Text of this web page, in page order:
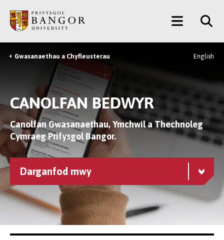
Prif
Gynnwys
Main
Menu
Breadcrumb
Gwasanaethau a Chyfleusterau English
CANOLFAN BEDWYR
Canolfan Gwasanaethau, Ymchwil a Thechnoleg
Cymraeg Prifysgol Bangor.
Darganfod mwy